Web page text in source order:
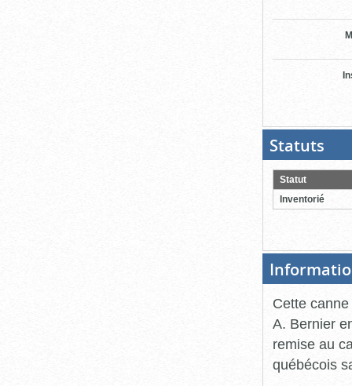
Statuts
pour
Statut
Inventorié
Cette
A. Bernier
remise au
québécois